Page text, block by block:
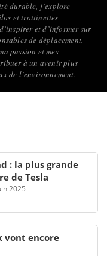
durable, j’explore
et trottinettes
et d’informer sur
de déplacement.
passion et mes
à un avenir plus
de l’environnement.
: la plus grande
de Tesla
2025
vont encore